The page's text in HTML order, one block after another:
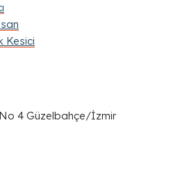
Kesici
4 Güzelbahçe/İzmir